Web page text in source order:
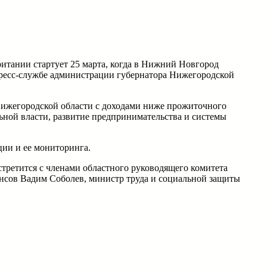
стартует 25 марта, когда в Нижний Новгород
службе администрации губернатора Нижегородской
области с доходами ниже прожиточного
власти, развитие предпринимательства и системы
и ее мониторинга.
с членами областного руководящего комитета
Вадим Соболев, министр труда и социальной защиты